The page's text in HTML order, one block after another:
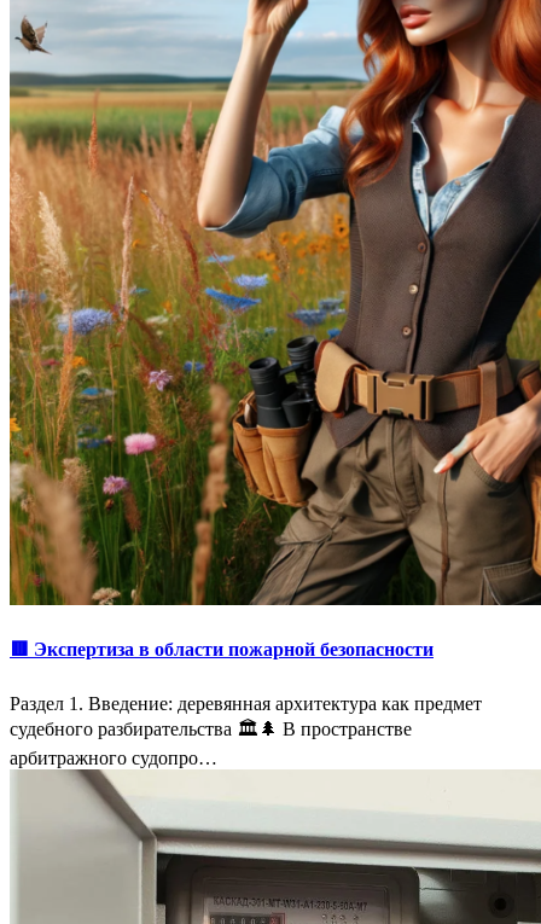
🟥 Экспертиза в области пожарной безопасности
Раздел 1. Введение: деревянная архитектура как предмет
судебного разбирательства 🏛️🌲 В пространстве
арбитражного судопро…